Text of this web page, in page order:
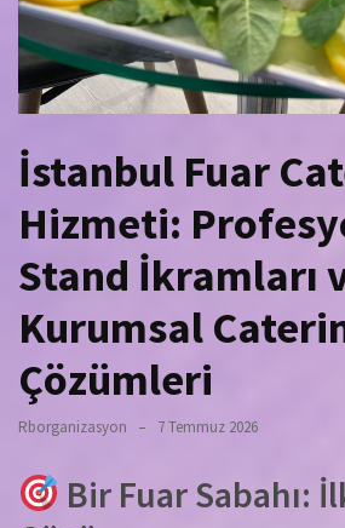
İstanbul Fuar
Hizmeti:
Stand İkramları
Kurumsal
Çözümleri
Rborganizasyon 7 Temmuz 2026
Bir Fuar Sabahı: